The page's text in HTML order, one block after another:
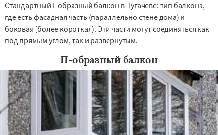
Стандартный Г-образный балкон в Пугачёве: тип балкона,
где есть фасадная часть (параллельно стене дома) и
боковая (более короткая). Эти части могут соединяться как
под прямым углом, так и развернутым.
П-образный балкон